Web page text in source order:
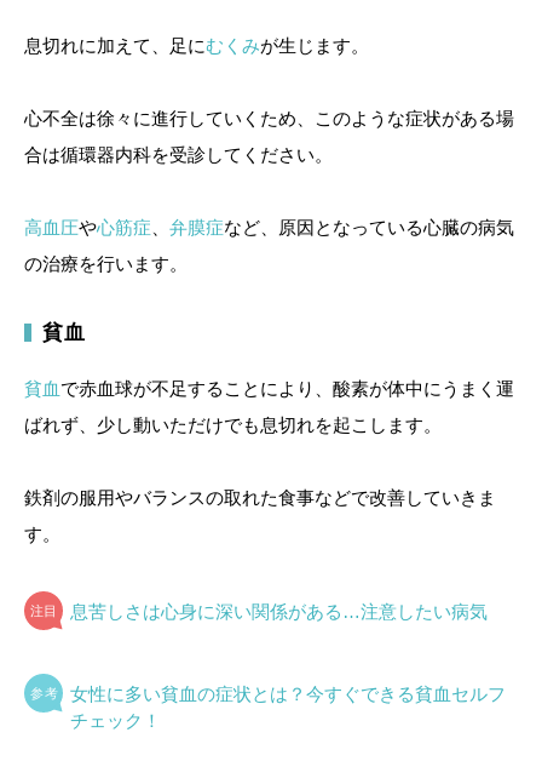
息切れに加えて、足にむくみが生じます。
心不全は徐々に進行していくため、このような症状がある場
合は循環器内科を受診してください。
高血圧や心筋症 弁膜症など、原因となっている心臓の病気
の治療を行います。
貧血
貧血 で赤血球が不足することにより、酸素が体中にうまく運
ばれず、少し動いただけでも息切れを起こします。
鉄剤の服用やバランスの取れた食事などで改善していきま
す。
息苦しさは心身に深い関係がある…注意したい病気
女性に多い貧血の症状とは？今すぐできる貧血セルフ
チェック！